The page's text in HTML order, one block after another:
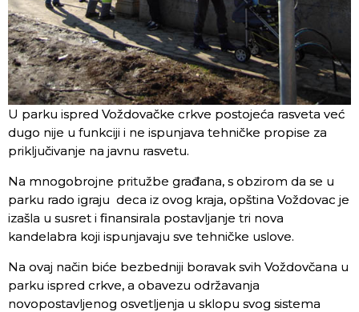
U parku ispred Voždovačke crkve postojeća rasveta već
dugo nije u funkciji i ne ispunjava tehničke propise za
priključivanje na javnu rasvetu.
Na mnogobrojne pritužbe građana, s obzirom da se u
parku rado igraju deca iz ovog kraja, opština Voždovac je
izašla u susret i finansirala postavljanje tri nova
kandelabra koji ispunjavaju sve tehničke uslove.
Na ovaj način biće bezbedniji boravak svih Voždovčana u
parku ispred crkve, a obavezu održavanja
novopostavljenog osvetljenja u sklopu svog sistema